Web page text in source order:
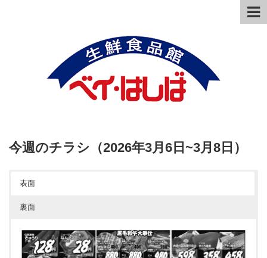
今週のチラシ（2026年3月6日~3月8日）
表面
裏面